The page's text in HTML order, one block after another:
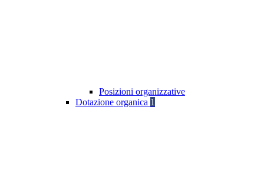
Posizioni organizzative
Dotazione organica 1